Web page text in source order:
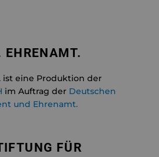
EHRENAMT.
ist eine Produktion der
im Auftrag der Deutschen
und Ehrenamt.
FÜR